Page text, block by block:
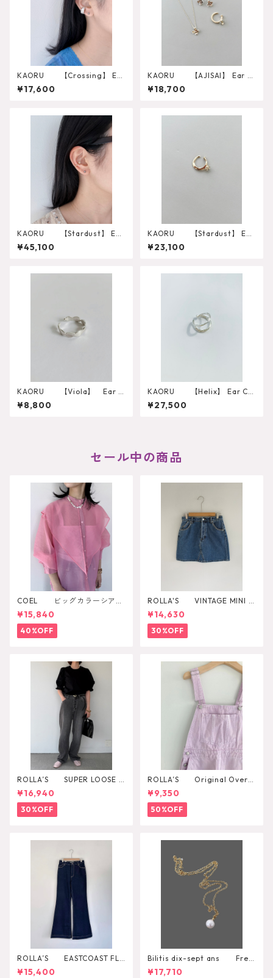
KAORU 【Crossing】 Ear
Cuff シルバー
¥17,600
KAORU 【AJISAI】 Ear C
uff （10K）
¥18,700
KAORU 【Stardust】 Ear
Cuff K10ピンクゴールド
（CK10-754-PL）
¥45,100
KAORU 【Stardust】 Ear
Cuff K10ピンクゴールド
（CK10-053）
¥23,100
KAORU 【Viola】 Ear C
uff
¥8,800
KAORU 【Helix】 Ear Cu
ff M K10グリーンゴールド
¥27,500
セール中の商品
COEL ビッグカラーシアー
シャツ
¥15,840
40%OFF
ROLLA'S VINTAGE MINI D
AZZLER
¥14,630
30%OFF
ROLLA’S SUPER LOOSE B
LACK STONE
¥16,940
30%OFF
ROLLA’S Original Overal
l¥9,350
50%OFF
ROLLA’S EASTCOAST FLA
RE AVA
¥15,400
Bilitis dix-sept ans Fres
h Pearl Pendant
¥17,710